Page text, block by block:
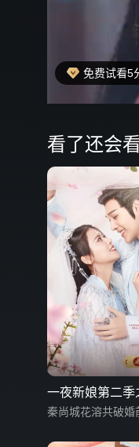
免费试看5
看了还会
一夜新娘第二季
夫记
秦尚城花溶共破婚